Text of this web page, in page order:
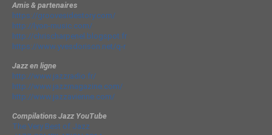
Amis & partenaires
https://groovesidestory.com/
http://lyon-music.com/
http://chrischarpenel.blogspot.fr
https://www.yvesdorison.net/q-r
Jazz en ligne
http://www.jazzradio.fr/
http://www.jazzmagazine.com/
http://www.jazzavienne.com/
Compilations Jazz YouTube
The Very Best of Jazz